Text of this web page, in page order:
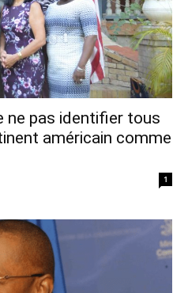
ne pas identifier tous
américain comme
1